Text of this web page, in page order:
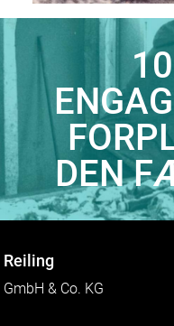
DEN
Reiling
GmbH & Co. KG